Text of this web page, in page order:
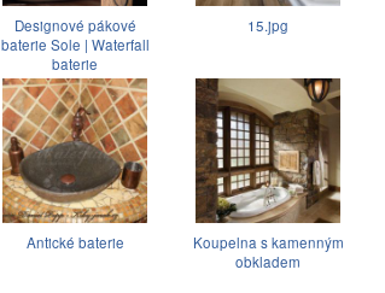
Designové pákové
baterie Sole | Waterfall
baterie
15.jpg
Antické baterie
Koupelna s kamenným
obkladem